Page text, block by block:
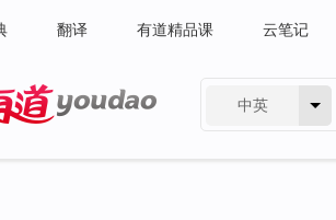
翻译 有道精品课 云笔记
中英